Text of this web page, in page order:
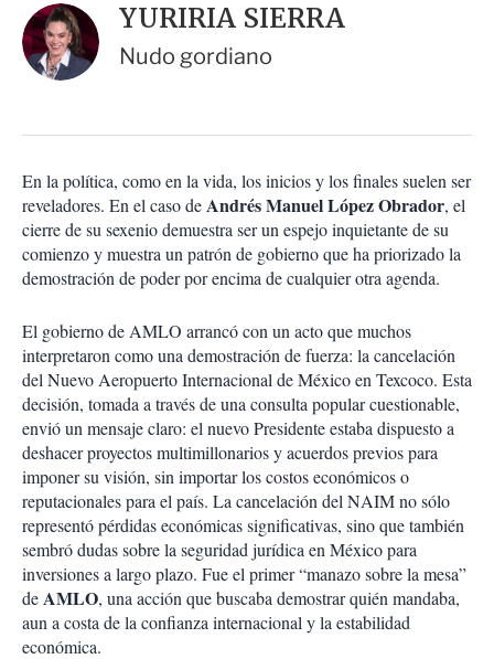
o
n
e
s
c
m
p
a
t
i
a
r
YURIRIA SIERRA
Nudo gordiano
En la política, como en la vida, los inicios y los finales suelen ser
reveladores. En el caso deAndrés Manuel López Obrador, el
cierre de su sexenio demuestra ser un espejo inquietante de su
comienzo y muestra un patrón de gobierno que ha priorizado la
demostración de poder por encima de cualquier otra agenda.
El gobierno de AMLO arrancó con un acto que muchos
interpretaron como una demostración de fuerza: la cancelación
del Nuevo Aeropuerto Internacional de México en Texcoco. Esta
decisión, tomada a través de una consulta popular cuestionable,
envió un mensaje claro: el nuevo Presidente estaba dispuesto a
deshacer proyectos multimillonarios y acuerdos previos para
imponer su visión, sin importar los costos económicos o
reputacionales para el país. La cancelación del NAIM no sólo
representó pérdidas económicas significativas, sino que también
sembró dudas sobre la seguridad jurídica en México para
inversiones a largo plazo. Fue el primer “manazo sobre la mesa”
deAMLO, una acción que buscaba demostrar quién mandaba,
aun a costa de la confianza internacional y la estabilidad
económica.